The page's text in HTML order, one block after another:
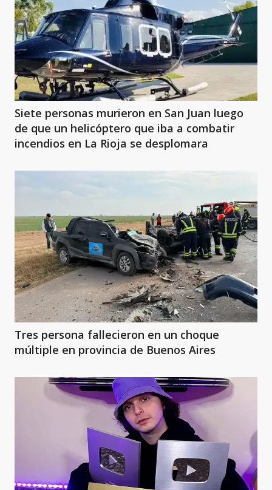
Siete personas murieron en San Juan luego
de que un helicóptero que iba a combatir
incendios en La Rioja se desplomara
Tres persona fallecieron en un choque
múltiple en provincia de Buenos Aires